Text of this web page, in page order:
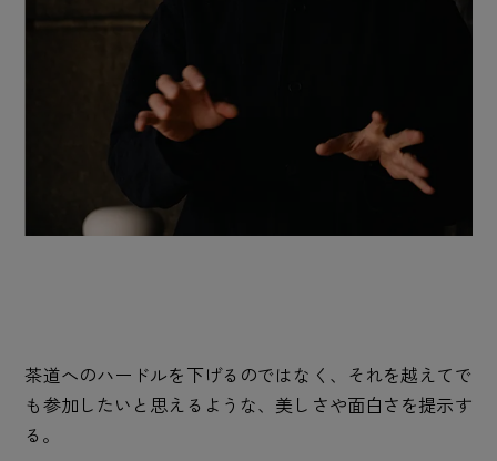
茶道へのハードルを下げるのではなく、それを越えてで
も参加したいと思えるような、美しさや面白さを提示す
る。